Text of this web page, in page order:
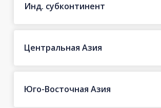
Инд. субконтинент
Центральная Азия
Юго-Восточная Азия